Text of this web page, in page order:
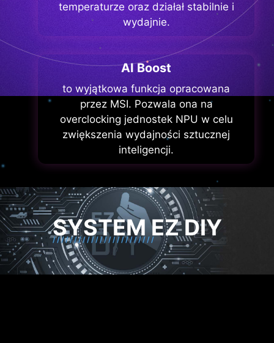
temperaturze oraz działał stabilnie i
wydajnie.
AI Boost
to wyjątkowa funkcja opracowana
przez MSI. Pozwala ona na
overclocking jednostek NPU w celu
zwiększenia wydajności sztucznej
inteligencji.
SYSTEM EZ DIY